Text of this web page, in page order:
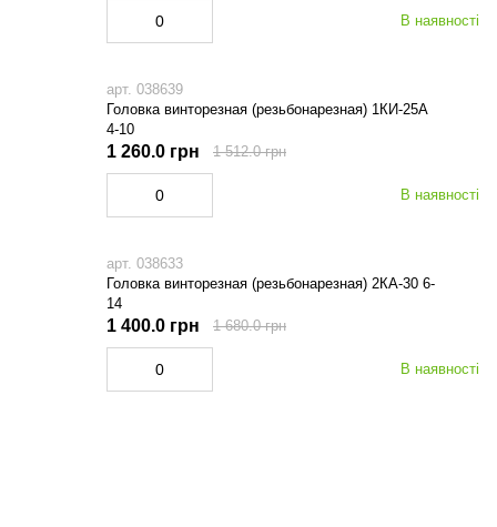
В наявності
арт. 038639
Головка винторезная (резьбонарезная) 1КИ-25А
4-10
В наявності
1 260.0 грн 1 512.0 грн
арт. 038633
Головка винторезная (резьбонарезная) 2КА-30 6-
14
В наявності
1 400.0 грн 1 680.0 грн